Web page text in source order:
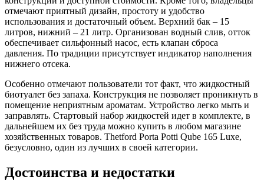
отмечают приятный дизайн, простоту и удобство
использования и достаточный объем. Верхний бак – 15
литров, нижний – 21 литр. Организован водный слив, отток
обеспечивает сильфонный насос, есть клапан сброса
давления. По традиции присутствует индикатор наполнения
нижнего отсека.
Особенно отмечают пользователи тот факт, что жидкостный
биотуалет без запаха. Конструкция не позволяет проникнуть в
помещение неприятным ароматам. Устройство легко мыть и
заправлять. Стартовый набор жидкостей идет в комплекте, в
дальнейшем их без труда можно купить в любом магазине
хозяйственных товаров. Thetford Porta Potti Qube 165 Luxe,
безусловно, один из лучших в своей категории.
Достоинства и недостатки